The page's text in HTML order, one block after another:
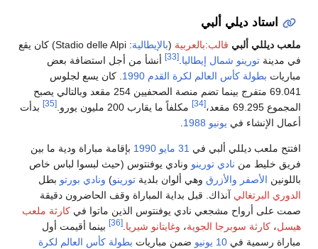
استاد ديلي ألبي
ديللي ألبي قالب:بالعربية(بالإيطالية:
Stadio delle Alpi) كان يقع
مدينة تورينو شمال إيطاليا .
أنشأ من أجل استضافة بعض
بطولة كأس العالم لكرة القدم 1990
. كان يسع لجلوس
69.041 متفرج بينما تضم منصة الصحفيين 254 مقعد وبالتالي يصبح
69.295 مقعد،
مكلفاً ما يقارب 200 مليون يورو.
بدأت
الإنشاء فييونيو 1988
.
ملعب ديللي ألبي في 31 مايو 1990 بإقامة مباراة ودية ما بين
خليط مننادي تورينو ونادي يوفنتوس (حيث لبسوا لباس خاص
الأصفر والأزرقوهي ألوان بلدية تورينو )ونادي بورتو بطل
البرتغالي آنذاك. قبل بداية المباراة وقف الحاضرون دقيقة
على أرواح مشجعي نادي يوفنتوس الذين ماتوا فيكارثة ملعب
،كارثة سوبرجا الجوية،وغايتانو شيريا .
بينما أقيمت أول
رسمية في10 يونيو ضمن مبارياتبطولة كأس العالم لكرة